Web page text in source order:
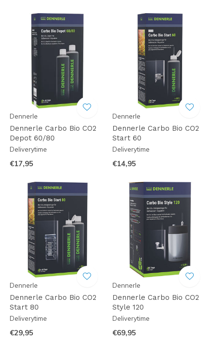
Dennerle
Dennerle Carbo Bio CO2
Depot 60/80
Deliverytime
€17,95
Dennerle
Dennerle Carbo Bio CO2
Start 60
Deliverytime
€14,95
Dennerle
Dennerle Carbo Bio CO2
Start 80
Deliverytime
€29,95
Dennerle
Dennerle Carbo Bio CO2
Style 120
Deliverytime
€69,95